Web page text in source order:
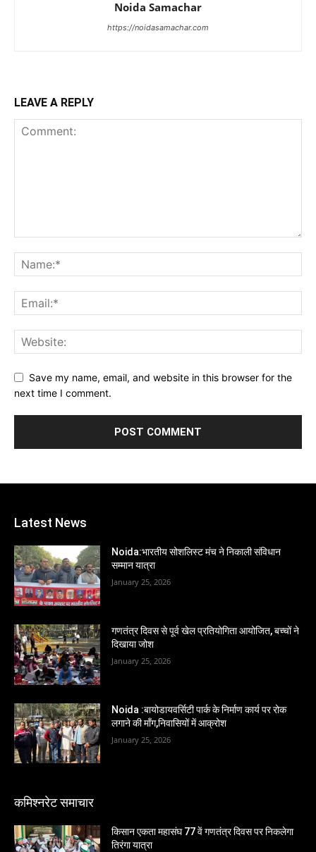
Noida Samachar
https://noidasamachar.com
LEAVE A REPLY
Save my name, email, and website in this browser for the
next time I comment.
Latest News
Noida:भारतीय सोशलिस्ट मंच ने निकाली संविधान
सम्मान यात्रा
January 25, 2026
गणतंत्र दिवस से पूर्व खेल प्रतियोगिता आयोजित, बच्चों ने
दिखाया जोश
January 25, 2026
Noida :बायोडायवर्सिटी पार्क के निर्माण कार्य पर रोक
लगाने की माँग,निवासियों में आक्रोश
January 25, 2026
कमिश्नरेट समाचार
किसान एकता महासंघ 77 वें गणतंत्र दिवस पर निकलेगा
तिरंगा यात्रा